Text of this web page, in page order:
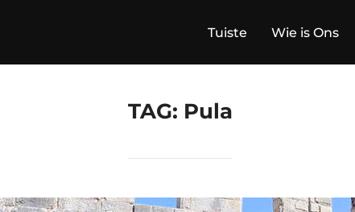
Tuiste Wie is Ons
TAG: Pula